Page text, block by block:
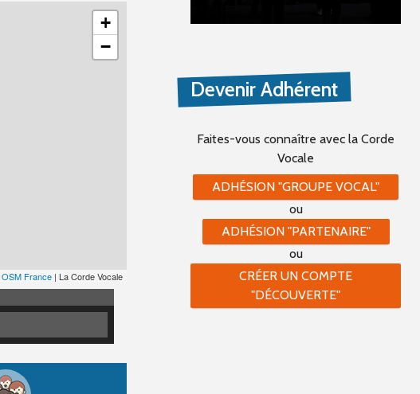
+
−
OSM France | La Corde Vocale
Devenir Adhérent
Faites-vous connaître avec la Corde
Vocale
ADHÉSION "GROUPE VOCAL"
ou
ADHÉSION "PARTENAIRE"
ou
CRÉER UN COMPTE
"DÉCOUVERTE"